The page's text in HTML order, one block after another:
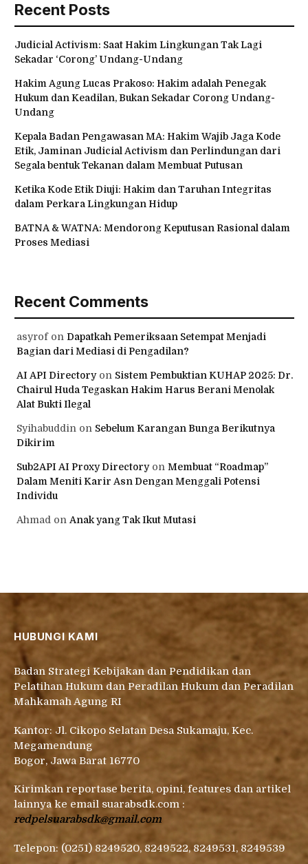
Recent Posts
Judicial Activism: Saat Hakim Lingkungan Tak Lagi
Sekadar ‘Corong’ Undang-Undang
Hakim Agung Lucas Prakoso: Hakim adalah Penegak
Hukum dan Keadilan, Bukan Sekadar Corong Undang-
Undang
Kepala Badan Pengawasan MA: Hakim Wajib Jaga Kode
Etik, Jaminan Judicial Activism dan Perlindungan dari
Segala bentuk Tekanan dalam Membuat Putusan
Ketika Kode Etik Diuji: Hakim dan Taruhan Integritas
dalam Perkara Lingkungan Hidup
BATNA & WATNA: Mendorong Keputusan Rasional dalam
Proses Mediasi
Recent Comments
asyrofon Dapatkah Pemeriksaan Setempat Menjadi
Bagian dari Mediasi di Pengadilan?
AI API Directoryon Sistem Pembuktian KUHAP 2025: Dr.
Chairul Huda Tegaskan Hakim Harus Berani Menolak
Alat Bukti Ilegal
Syihabuddin on Sebelum Karangan Bunga Berikutnya
Dikirim
Sub2API AI Proxy Directoryon Membuat “Roadmap”
Dalam Meniti Karir Asn Dengan Menggali Potensi
Individu
Ahmad on Anak yang Tak Ikut Mutasi
HUBUNGI KAMI
Badan Strategi Kebijakan dan Pendidikan dan
Pelatihan Hukum dan Peradilan Hukum dan Peradilan
Mahkamah Agung RI
Kantor: Jl. Cikopo Selatan Desa Sukamaju, Kec.
Megamendung
Bogor, Jawa Barat 16770
Kirimkan reportase berita, opini, features dan artikel
lainnya ke email suarabsdk.com :
redpelsuarabsdk@gmail.com
Telepon: (0251) 8249520, 8249522, 8249531, 8249539